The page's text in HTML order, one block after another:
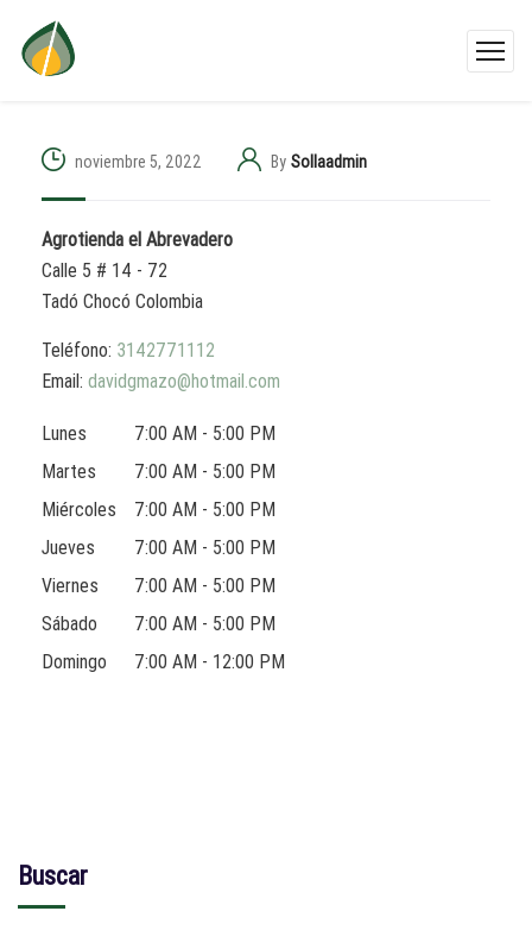
noviembre 5, 2022 By Sollaadmin
Agrotienda el Abrevadero
Calle 5 # 14 - 72
Tadó Chocó Colombia
Teléfono: 3142771112
Email: davidgmazo@hotmail.com
Lunes
7:00 AM - 5:00 PM
Martes
7:00 AM - 5:00 PM
Miércoles
7:00 AM - 5:00 PM
Jueves
7:00 AM - 5:00 PM
Viernes
7:00 AM - 5:00 PM
Sábado
7:00 AM - 5:00 PM
Domingo
7:00 AM - 12:00 PM
Buscar